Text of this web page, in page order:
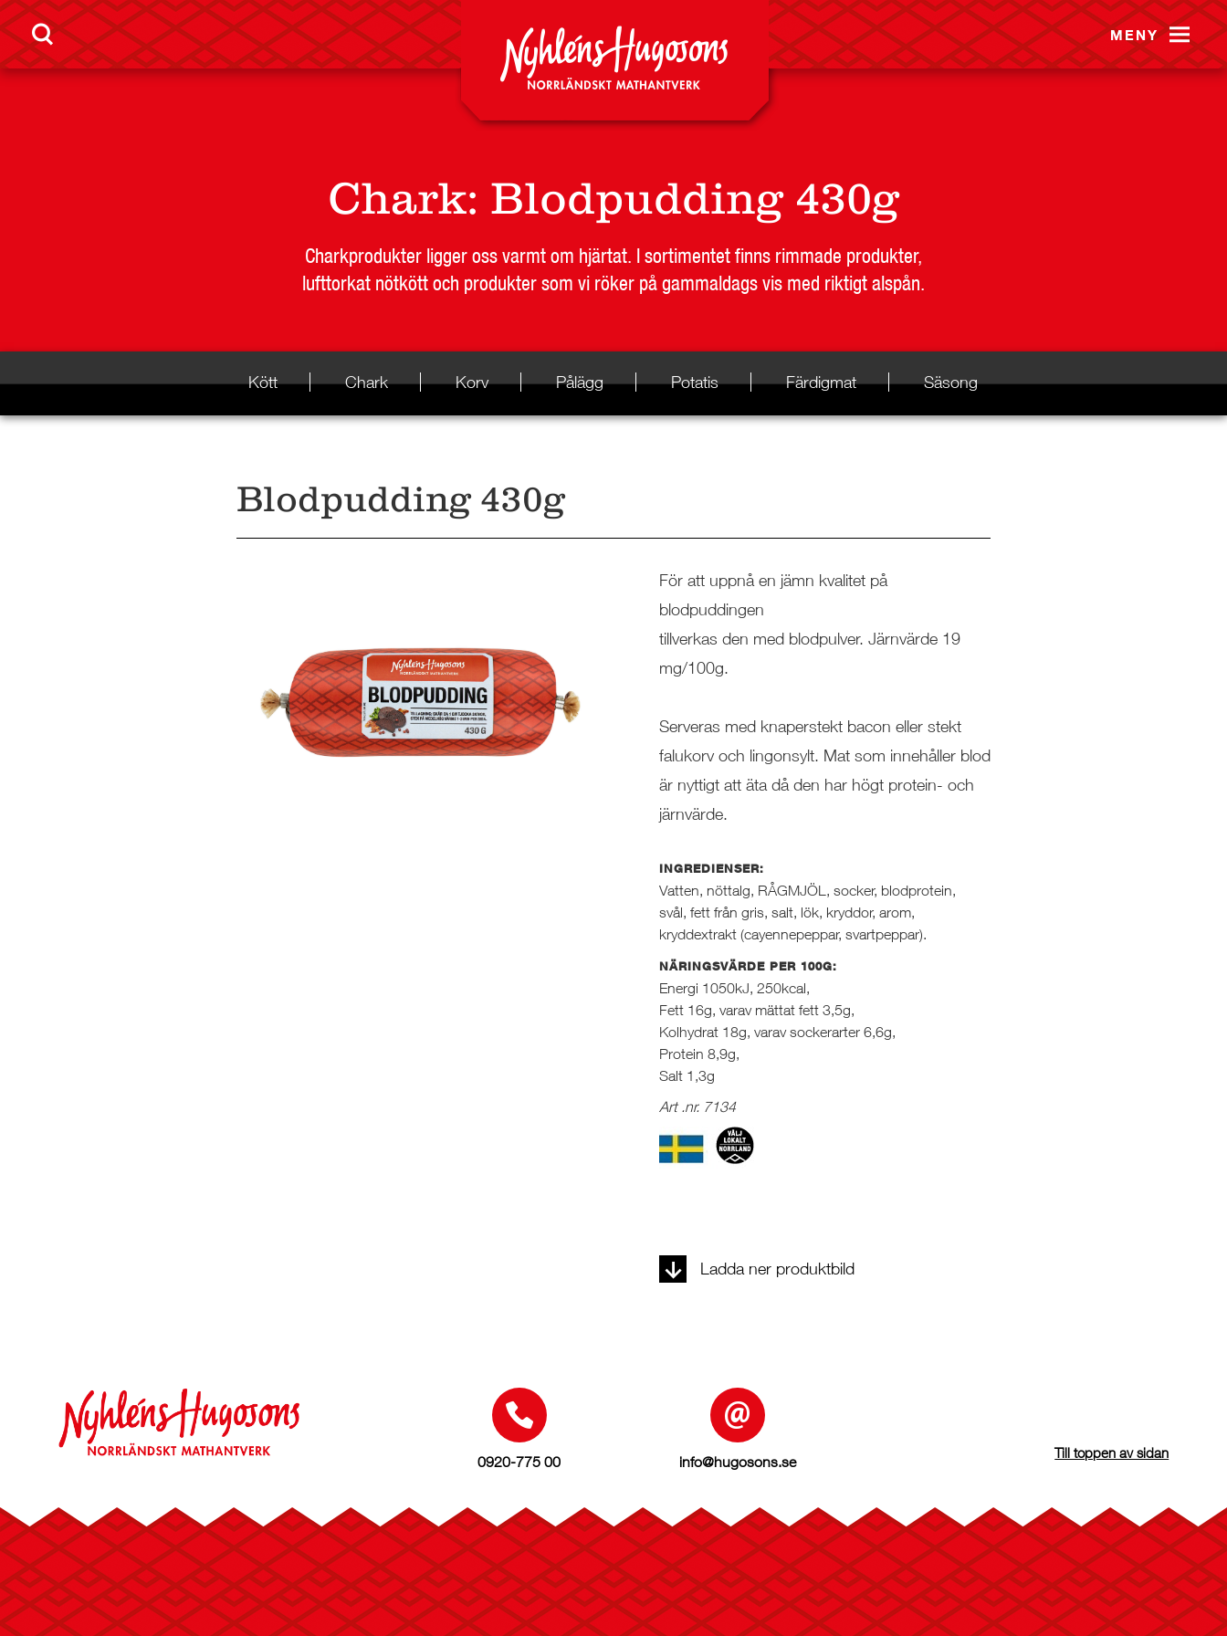
MENY
Chark: Blodpudding 430g
Charkprodukter ligger oss varmt om hjärtat. I sortimentet finns rimmade produkter,
lufttorkat nötkött och produkter som vi röker på gammaldags vis med riktigt alspån.
Kött Chark Korv Pålägg Potatis Färdigmat Säsong
Blodpudding 430g
För att uppnå en jämn kvalitet på
blodpuddingen
tillverkas den med blodpulver. Järnvärde 19
mg/100g.
Serveras med knaperstekt bacon eller stekt
falukorv och lingonsylt. Mat som innehåller blod
är nyttigt att äta då den har högt protein- och
järnvärde.
INGREDIENSER:
Vatten, nöttalg, RÅGMJÖL, socker, blodprotein,
svål, fett från gris, salt, lök, kryddor, arom,
kryddextrakt (cayennepeppar, svartpeppar).
NÄRINGSVÄRDE PER 100G:
Energi 1050kJ, 250kcal,
Fett 16g, varav mättat fett 3,5g,
Kolhydrat 18g, varav sockerarter 6,6g,
Protein 8,9g,
Salt 1,3g
Art .nr. 7134
Ladda ner produktbild
0920-775 00 info@hugosons.se
Till toppen av sidan